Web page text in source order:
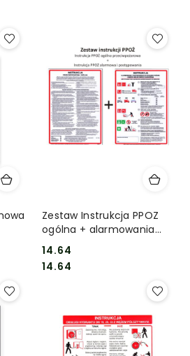
Zestaw Instrukcja PPOZ
ogólna + alarmowania
PPOŻ
Cena:
14.64
Cena:
14.64